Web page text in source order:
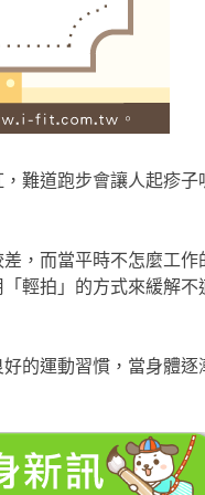
難道跑步會讓人起疹子
，而當平時不怎麼工作
輕拍」的方式來緩解不
的運動習慣，當身體逐